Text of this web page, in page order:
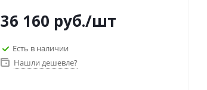
36 160 руб./шт
Есть в наличии
Нашли дешевле?